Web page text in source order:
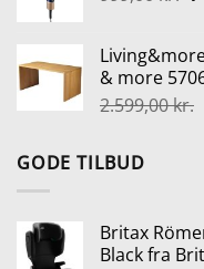
& more
2.599,00kr.
GODE TILBUD
Britax
Black fra